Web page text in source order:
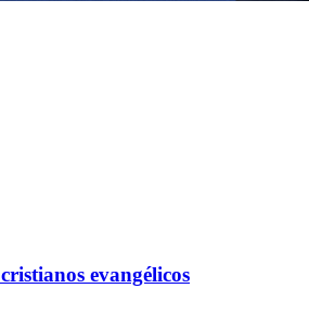
evangélicos